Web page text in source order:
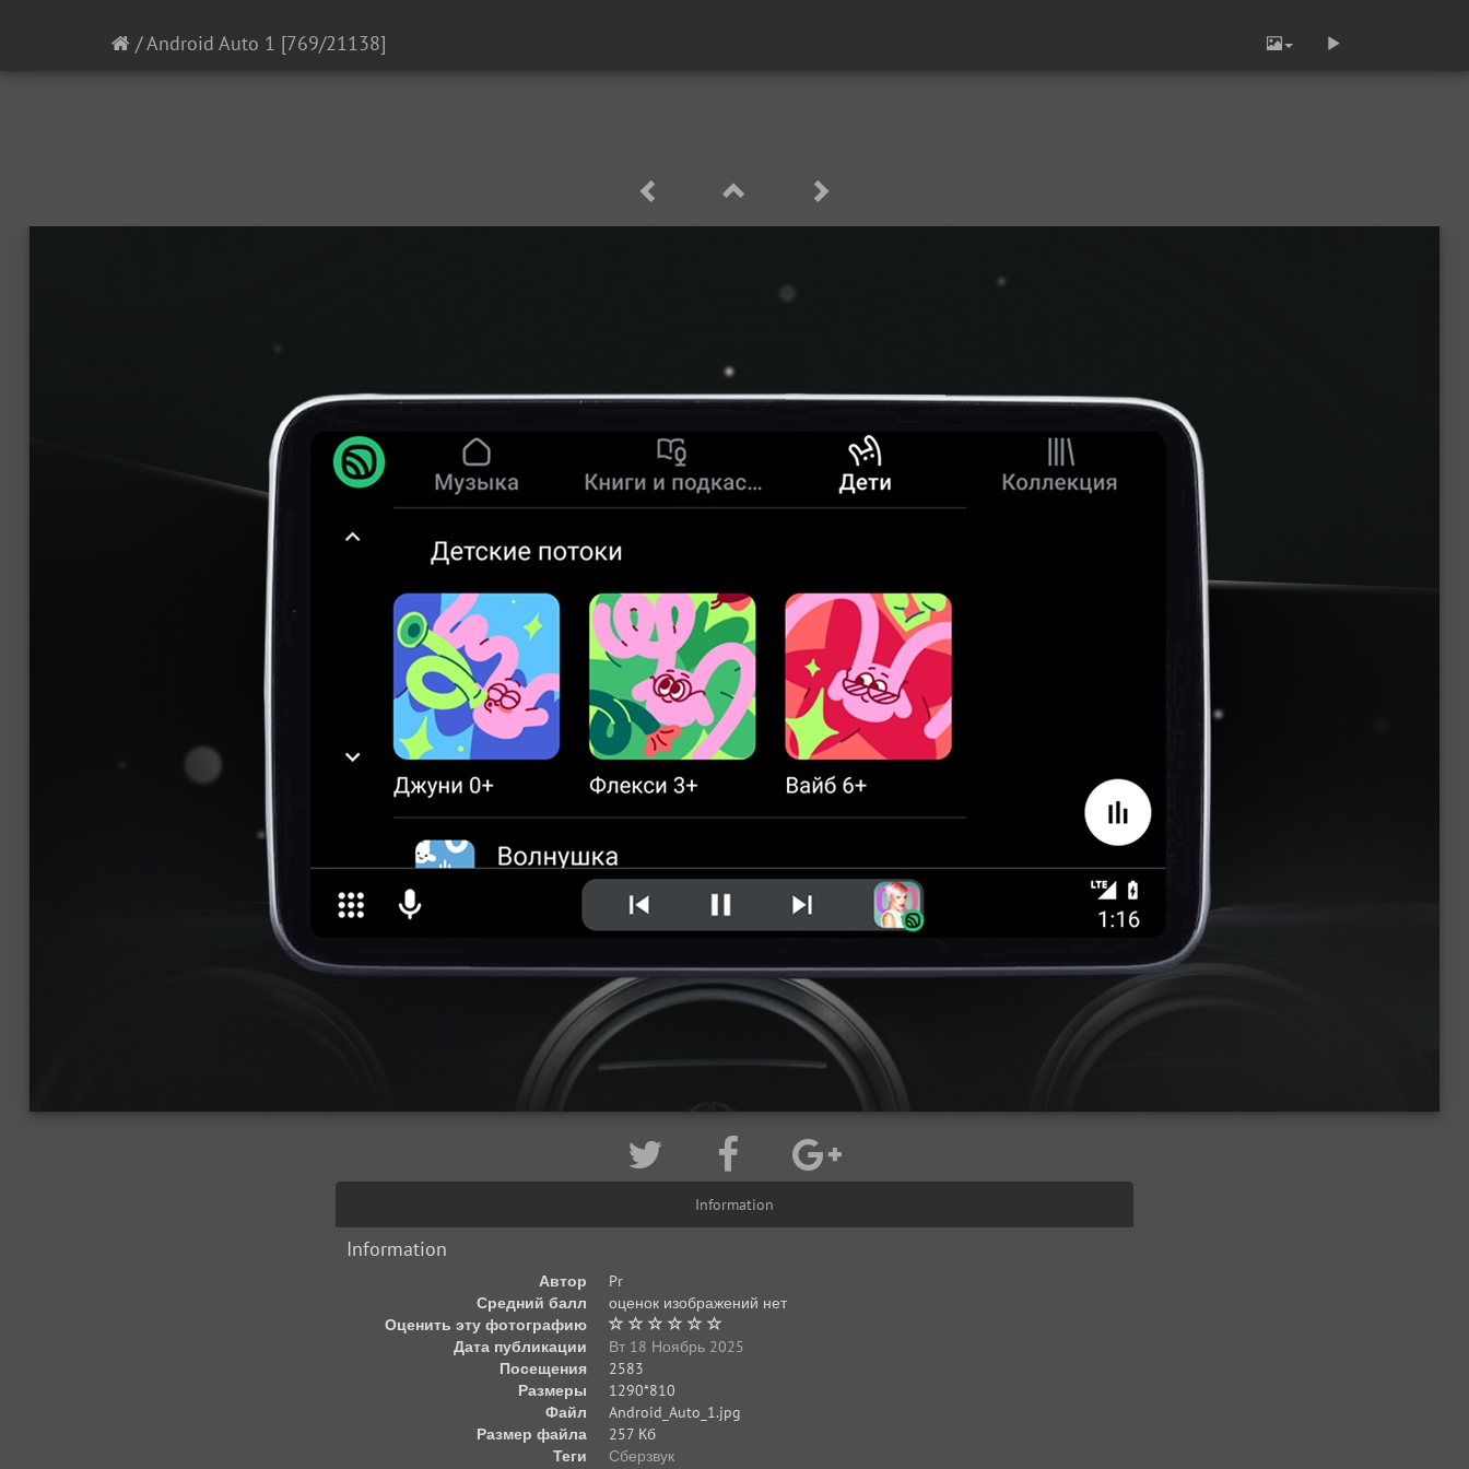
/Android Auto 1 [769/21138]
Information
Information
Автор
Pr
Средний балл
оценок изображений нет
Оценить эту фотографию
Дата публикации
Вт 18 Ноябрь 2025
Посещения
2583
Размеры
1290*810
Файл
Android_Auto_1.jpg
Размер файла
257 Кб
Теги
Сберзвук